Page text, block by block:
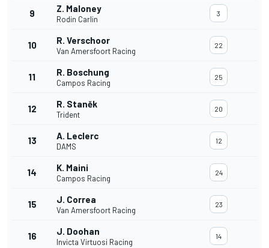
9 Z. Maloney
Rodin Carlin
3
10 R. Verschoor
Van Amersfoort Racing
22
11 R. Boschung
Campos Racing
25
12 R. Staněk
Trident
20
13 A. Leclerc
DAMS
12
14 K. Maini
Campos Racing
24
15 J. Correa
Van Amersfoort Racing
23
16 J. Doohan
Invicta Virtuosi Racing
14